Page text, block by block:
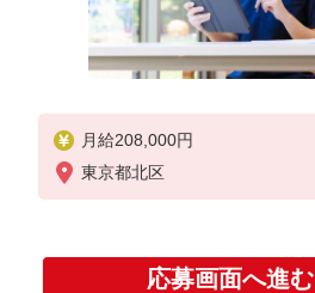
月給208,000円
東京都北区
応募画面へ進む